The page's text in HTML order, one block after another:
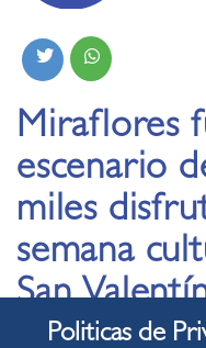
Miraflores
escenario
miles
semana
San